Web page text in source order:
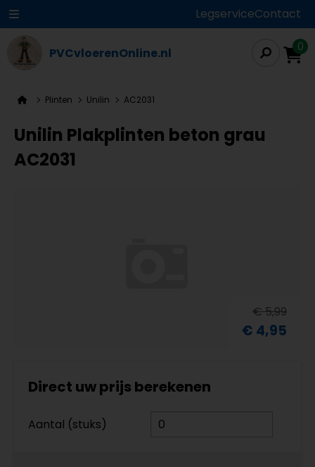
LegserviceContact
PVCvloerenOnline.nl 0
Plinten Unilin AC2031
Unilin Plakplinten beton grau
AC2031
€ 5,99
€ 4,95
Direct uw prijs berekenen
Aantal (stuks)